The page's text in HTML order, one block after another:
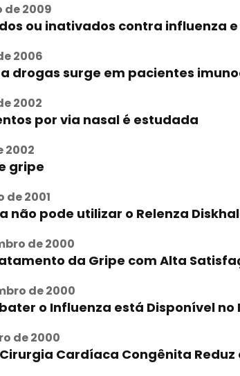
de 2009
ou inativados contra influenza
2006
drogas surge em pacientes
2002
por via nasal é estudada
2002
gripe
2001
não pode utilizar o Relenza
de 2000
da Gripe com Alta
de 2000
o Influenza está Disponível no
de 2000
Cardíaca Congênita